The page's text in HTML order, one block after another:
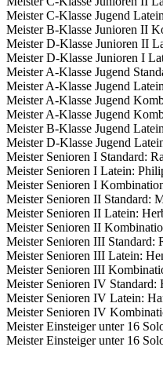
Meister C-Klasse Jugend
Meister B-Klasse Junioren II
Meister D-Klasse Junioren II
Meister D-Klasse Junioren I
Meister A-Klasse Jugend
Meister A-Klasse Jugend
Meister A-Klasse Jugend
Meister A-Klasse Jugend
Meister B-Klasse Jugend
Meister D-Klasse Jugend
Meister Senioren I Standard:
Meister Senioren I Latein:
Meister Senioren I
Meister Senioren II Standard:
Meister Senioren II Latein:
Meister Senioren II
Meister Senioren III
Meister Senioren III Latein:
Meister Senioren III
Meister Senioren IV Standard:
Meister Senioren IV Latein:
Meister Senioren IV
Meister Einsteiger unter 16
Meister Einsteiger unter 16